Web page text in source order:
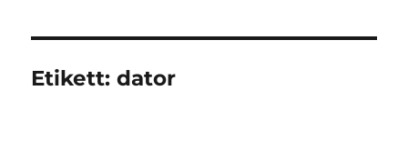
Etikett:dator